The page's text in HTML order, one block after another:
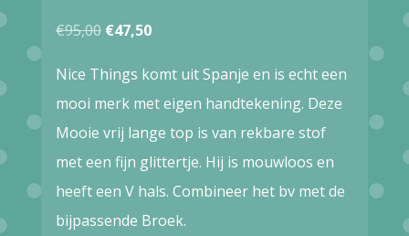
€95,00 Oorspronkelijke
was:
€47,50Huidige
€47,50.
Nice Things komt uit Spanje en is echt een
mooi merk met eigen handtekening. Deze
Mooie vrij lange top is van rekbare stof
met een fijn glittertje. Hij is mouwloos en
heeft een V hals. Combineer het bv met de
bijpassende Broek.